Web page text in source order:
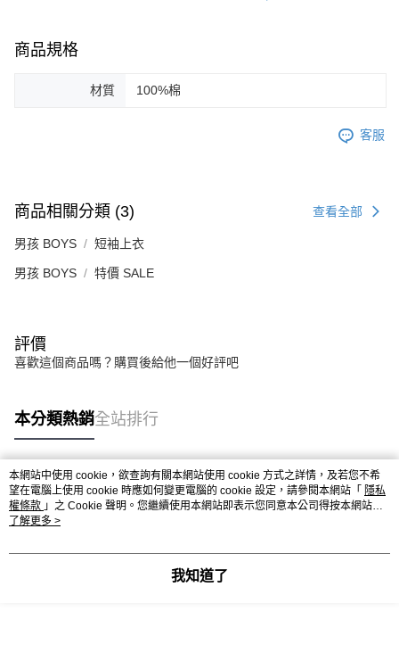
商品規格
材質 100%棉
客服
商品相關分類 (3) 查看全部
男孩 BOYS 短袖上衣
男孩 BOYS 特價 SALE
評價
喜歡這個商品嗎？購買後給他一個好評吧
本分類熱銷全站排行
熱門標籤
本網站中使用 cookie，欲查詢有關本網站使用 cookie 方式之詳情，及若您不希
望在電腦上使用 cookie 時應如何變更電腦的 cookie 設定，請參閱本網站「 隱私
權條款 」之 Cookie 聲明。您繼續使用本網站即表示您同意本公司得按本網站使
用條款之 Cookie 聲明使用 cookie。
了解更多 >
我知道了